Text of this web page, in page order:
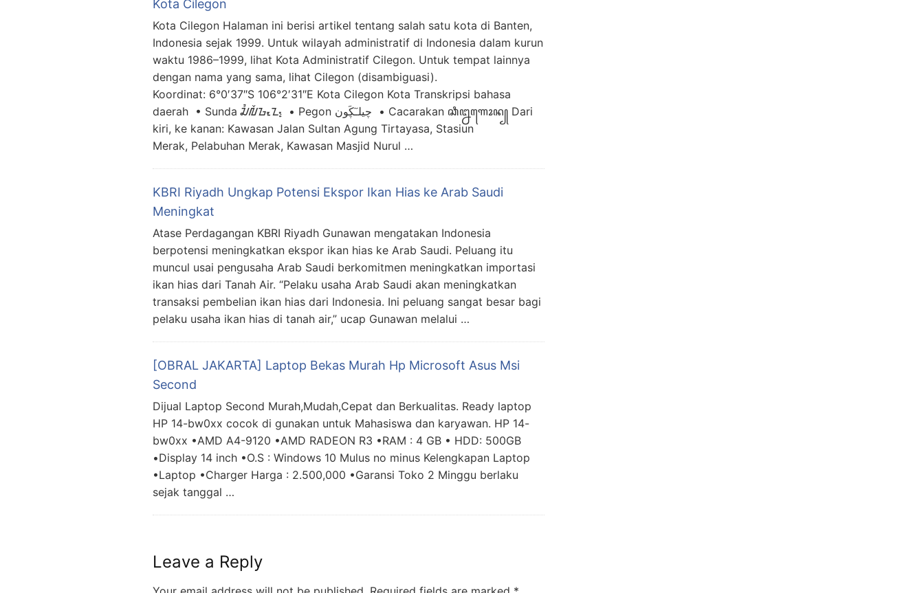
Kota Cilegon
Kota Cilegon Halaman ini berisi artikel tentang salah satu kota di Banten,
Indonesia sejak 1999. Untuk wilayah administratif di Indonesia dalam kurun
waktu 1986–1999, lihat Kota Administratif Cilegon. Untuk tempat lainnya
dengan nama yang sama, lihat Cilegon (disambiguasi).
Koordinat: 6°0′37″S 106°2′31″E Kota Cilegon Kota Transkripsi bahasa
daerah • Sunda ᮎᮤᮜᮨᮌᮧᮔ᮪ • Pegon چيلـٓڮَون‎ • Cacarakan ꦕꦶꦊꦒꦺꦴꦤ꧀ Dari
kiri, ke kanan: Kawasan Jalan Sultan Agung Tirtayasa, Stasiun
Merak, Pelabuhan Merak, Kawasan Masjid Nurul …
KBRI Riyadh Ungkap Potensi Ekspor Ikan Hias ke Arab Saudi
Meningkat
Atase Perdagangan KBRI Riyadh Gunawan mengatakan Indonesia
berpotensi meningkatkan ekspor ikan hias ke Arab Saudi. Peluang itu
muncul usai pengusaha Arab Saudi berkomitmen meningkatkan importasi
ikan hias dari Tanah Air. “Pelaku usaha Arab Saudi akan meningkatkan
transaksi pembelian ikan hias dari Indonesia. Ini peluang sangat besar bagi
pelaku usaha ikan hias di tanah air,” ucap Gunawan melalui …
[OBRAL JAKARTA] Laptop Bekas Murah Hp Microsoft Asus Msi
Second
Dijual Laptop Second Murah,Mudah,Cepat dan Berkualitas. Ready laptop
HP 14-bw0xx cocok di gunakan untuk Mahasiswa dan karyawan. HP 14-
bw0xx •AMD A4-9120 •AMD RADEON R3 •RAM : 4 GB • HDD: 500GB
•Display 14 inch •O.S : Windows 10 Mulus no minus Kelengkapan Laptop
•Laptop •Charger Harga : 2.500,000 •Garansi Toko 2 Minggu berlaku
sejak tanggal …
Leave a Reply